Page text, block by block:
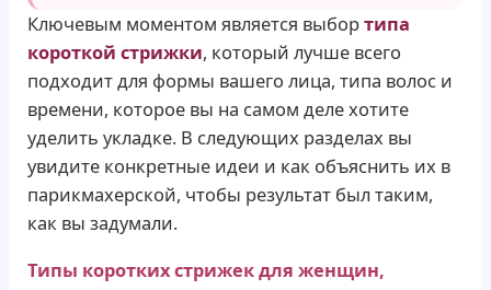
Ключевым моментом является выбортипа
короткой стрижки, который лучше всего
подходит для формы вашего лица, типа волос и
времени, которое вы на самом деле хотите
уделить укладке. В следующих разделах вы
увидите конкретные идеи и как объяснить их в
парикмахерской, чтобы результат был таким,
как вы задумали.
Типы коротких стрижек для женщин,